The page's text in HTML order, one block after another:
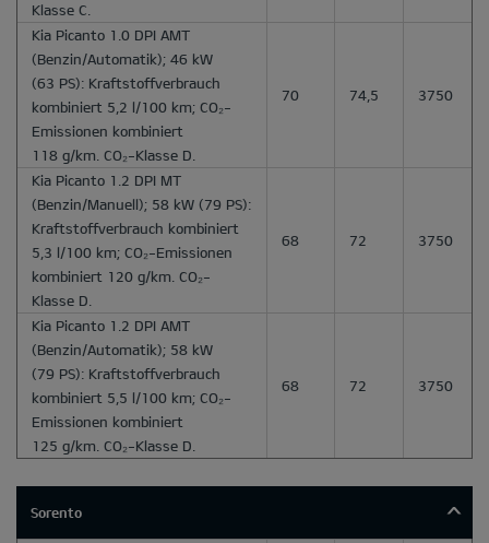
Klasse C.
Kia Picanto 1.0 DPI AMT
(Benzin/Automatik); 46 kW
(63 PS): Kraftstoffverbrauch
kombiniert 5,2 l/100 km; CO₂-
Emissionen kombiniert
118 g/km. CO₂-Klasse D.
70 74,5 3750
Kia Picanto 1.2 DPI MT
(Benzin/Manuell); 58 kW (79 PS):
Kraftstoffverbrauch kombiniert
5,3 l/100 km; CO₂-Emissionen
kombiniert 120 g/km. CO₂-
Klasse D.
68 72 3750
Kia Picanto 1.2 DPI AMT
(Benzin/Automatik); 58 kW
(79 PS): Kraftstoffverbrauch
kombiniert 5,5 l/100 km; CO₂-
Emissionen kombiniert
125 g/km. CO₂-Klasse D.
68 72 3750
Sorento